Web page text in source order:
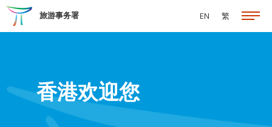
跳至主要内容
旅游事务署 EN 繁
香港欢迎您